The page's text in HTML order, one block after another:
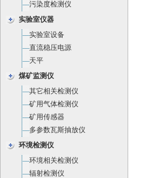
污染度检测仪
实验室仪器
实验室设备
直流稳压电源
天平
煤矿监测仪
其它相关检测仪
矿用气体检测仪
矿用传感器
多参数瓦斯抽放仪
环境检测仪
环境相关检测仪
辐射检测仪